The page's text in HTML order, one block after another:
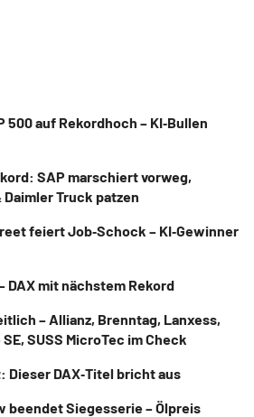
auf Rekordhoch – KI‑Bullen
SAP marschiert vorweg,
Daimler Truck patzen
feiert Job‑Schock – KI‑Gewinner
DAX mit nächstem Rekord
– Allianz, Brenntag, Lanxess,
SUSS MicroTec im Check
Dieser DAX‑Titel bricht aus
beendet Siegesserie – Ölpreis